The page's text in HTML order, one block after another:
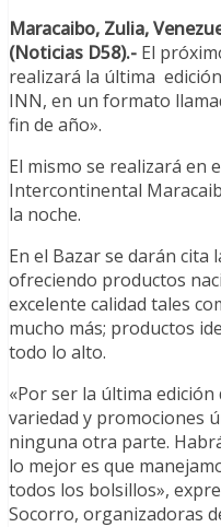
Maracaibo, Zulia,
(Noticias D58).- El
realizará la última
INN, en un formato
fin de año».
El mismo se realizará en
Intercontinental
la noche.
En el Bazar se darán cita
ofreciendo productos
excelente calidad tales
mucho más; productos
todo lo alto.
«Por ser la última
variedad y promociones
ninguna otra parte.
lo mejor es que
todos los bolsillos»,
Socorro, organizadoras